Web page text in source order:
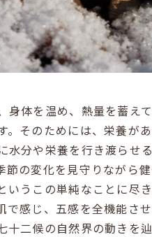
身体を温め、熱量を蓄え
。そのためには、栄養が
水分や栄養を行き渡らせ
節の変化を見守りながら
いうこの単純なことに尽
で感じ、五感を全機能さ
十二候の自然界の動きを